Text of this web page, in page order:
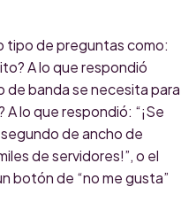
tipo de preguntas como:
A lo que respondió
de banda se necesita para
A lo que respondió: “¡Se
de ancho de
de servidores!”, o el
botón de “no me gusta”